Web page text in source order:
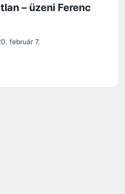
– üzeni Ferenc
február 7.